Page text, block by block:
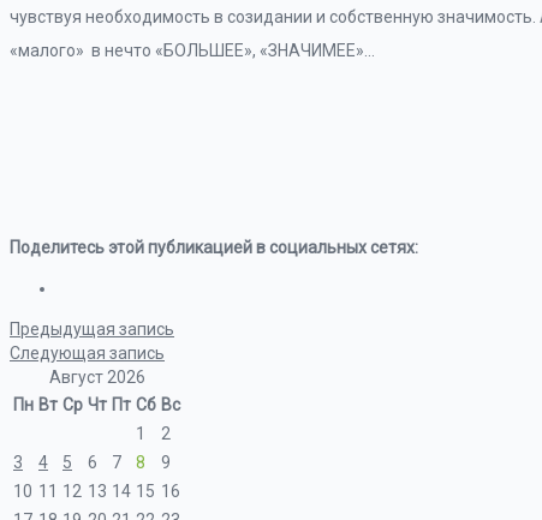
чувствуя необходимость в созидании и собственную
«малого» в нечто «БОЛЬШЕЕ», «ЗНАЧИМЕЕ»…
Поделитесь этой публикацией в социальных сетях:
Предыдущая запись
Следующая запись
Август 2026
Пн Вт Ср Чт Пт Сб Вс
1
2
3
4 5 6 7 8
9
10 11 12 13 14 15 16